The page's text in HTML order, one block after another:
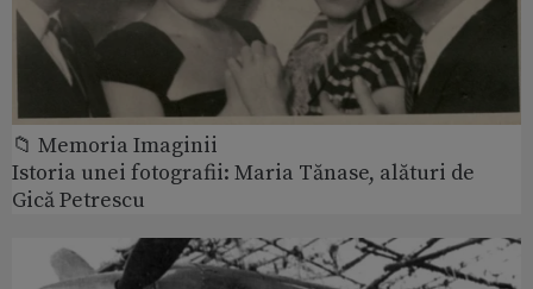
📁 Memoria Imaginii
Istoria unei fotografii: Maria Tănase, alături de
Gică Petrescu